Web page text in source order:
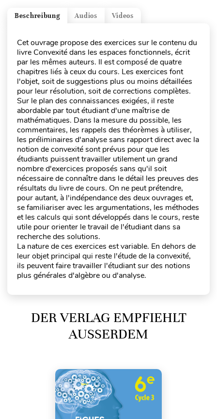
Videos
Audios
Beschreibung
Cet ouvrage propose des exercices sur le contenu du
livre Convexité dans les espaces fonctionnels, écrit
par les mêmes auteurs. Il est composé de quatre
chapitres liés à ceux du cours. Les exercices font
l'objet, soit de suggestions plus ou moins détaillées
pour leur résolution, soit de corrections complètes.
Sur le plan des connaissances exigées, il reste
abordable par tout étudiant d'une maîtrise de
mathématiques. Dans la mesure du possible, les
commentaires, les rappels des théorèmes à utiliser,
les préliminaires d'analyse sans rapport direct avec la
notion de convexité sont prévus pour que les
étudiants puissent travailler utilement un grand
nombre d'exercices proposés sans qu'il soit
nécessaire de connaître dans le détail les preuves des
résultats du livre de cours. On ne peut prétendre,
pour autant, à l'indépendance des deux ouvrages et,
se familiariser avec les argumentations, les méthodes
et les calculs qui sont développés dans le cours, reste
utile pour orienter le travail de l'étudiant dans sa
recherche des solutions.
La nature de ces exercices est variable. En dehors de
leur objet principal qui reste l'étude de la convexité,
ils peuvent faire travailler l'étudiant sur des notions
plus générales d'algèbre ou d'analyse.
DER VERLAG EMPFIEHLT
AUSSERDEM